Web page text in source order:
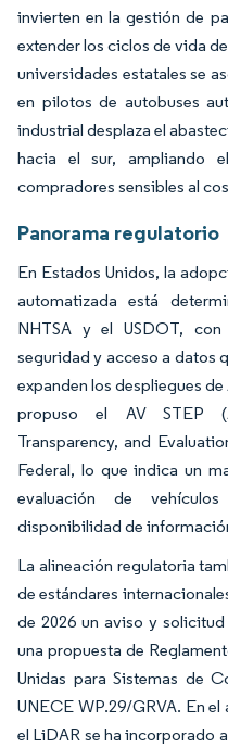
invierten en la gestión de
extender los ciclos de vida
universidades estatales se
en pilotos de autobuses
industrial desplaza el
hacia el sur, ampliando
compradores sensibles al
Panorama regulatorio
En Estados Unidos, la
automatizada está
NHTSA y el USDOT,
seguridad y acceso a datos
expanden los despliegues
propuso el AV STEP
Transparency, and
Federal, lo que indica un
evaluación de
disponibilidad de
La alineación regulatoria
de estándares
de 2026 un aviso y
una propuesta de
Unidas para Sistemas de
UNECE WP.29/GRVA. En
el LiDAR se ha incorporado